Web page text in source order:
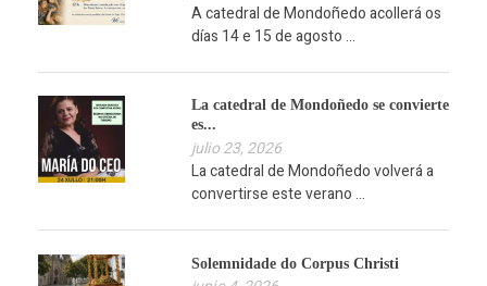
A catedral de Mondoñedo acollerá os
días 14 e 15 de agosto ...
La catedral de Mondoñedo se convierte
es...
julio 23, 2026
La catedral de Mondoñedo volverá a
convertirse este verano ...
Solemnidade do Corpus Christi